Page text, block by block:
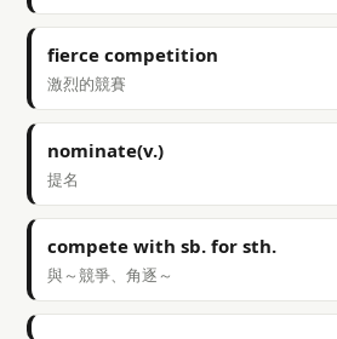
fierce competition
激烈的競賽
nominate(v.)
提名
compete with sb. for sth.
與～競爭、角逐～